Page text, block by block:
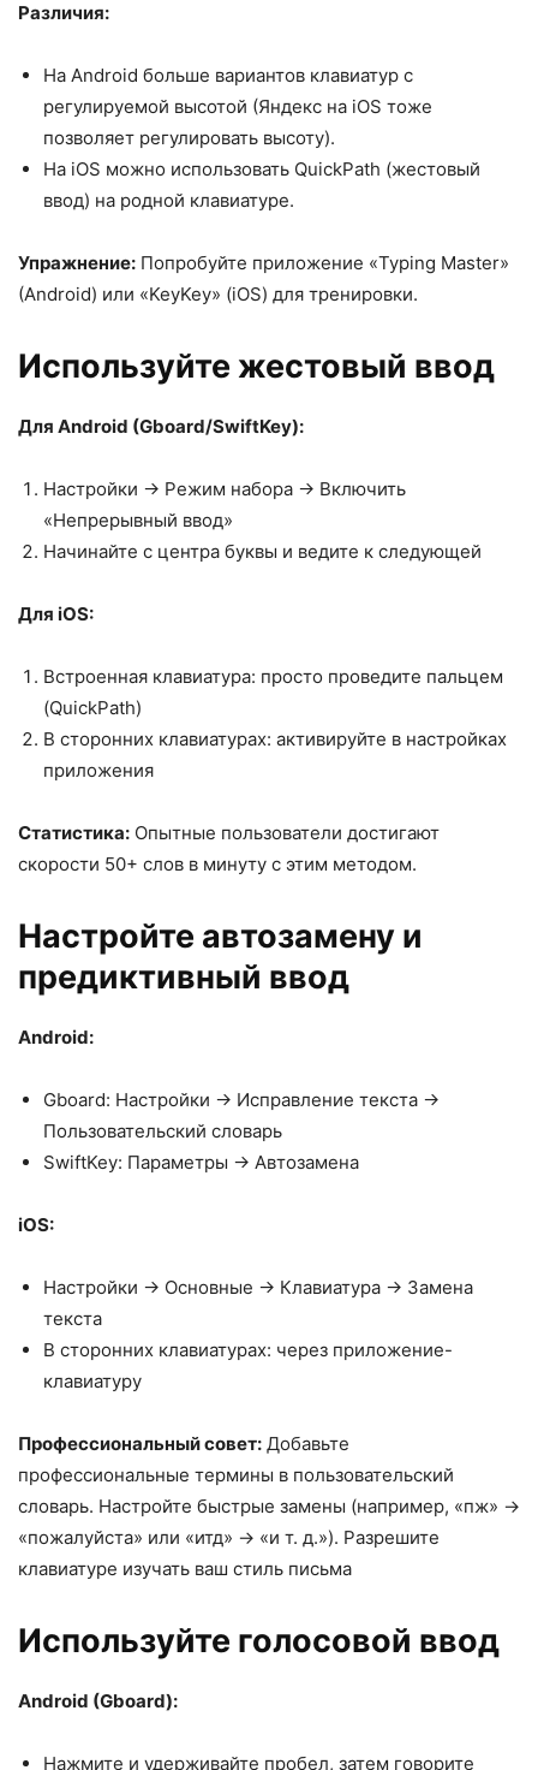
Различия:
На Android больше вариантов клавиатур с
регулируемой высотой (Яндекс на iOS тоже
позволяет регулировать высоту).
На iOS можно использовать QuickPath (жестовый
ввод) на родной клавиатуре.
Упражнение: Попробуйте приложение «Typing Master»
(Android) или «KeyKey» (iOS) для тренировки.
Используйте жестовый ввод
Для Android (Gboard/SwiftKey):
Настройки → Режим набора → Включить
«Непрерывный ввод»
Начинайте с центра буквы и ведите к следующей
Для iOS:
Встроенная клавиатура: просто проведите пальцем
(QuickPath)
В сторонних клавиатурах: активируйте в настройках
приложения
Статистика: Опытные пользователи достигают
скорости 50+ слов в минуту с этим методом.
Настройте автозамену и
предиктивный ввод
Android:
Gboard: Настройки → Исправление текста →
Пользовательский словарь
SwiftKey: Параметры → Автозамена
iOS:
Настройки → Основные → Клавиатура → Замена
текста
В сторонних клавиатурах: через приложение-
клавиатуру
Профессиональный совет: Добавьте
профессиональные термины в пользовательский
словарь. Настройте быстрые замены (например, «пж» →
«пожалуйста» или «итд» → «и т. д.»). Разрешите
клавиатуре изучать ваш стиль письма
Используйте голосовой ввод
Android (Gboard):
Нажмите и удерживайте пробел, затем говорите